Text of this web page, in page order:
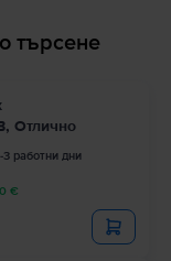
търсене
Отлично
3 работни дни
€